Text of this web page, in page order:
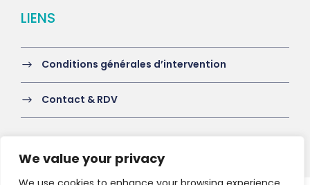
We value your privacy
LIENS
Conditions générales d’intervention
Contact & RDV